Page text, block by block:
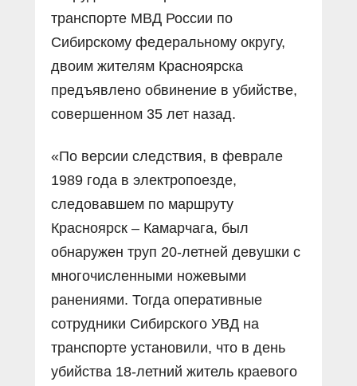
транспорте МВД России по
Сибирскому федеральному округу,
двоим жителям Красноярска
предъявлено обвинение в убийстве,
совершенном 35 лет назад.
«По версии следствия, в феврале
1989 года в электропоезде,
следовавшем по маршруту
Красноярск – Камарчага, был
обнаружен труп 20-летней девушки с
многочисленными ножевыми
ранениями. Тогда оперативные
сотрудники Сибирского УВД на
транспорте установили, что в день
убийства 18-летний житель краевого